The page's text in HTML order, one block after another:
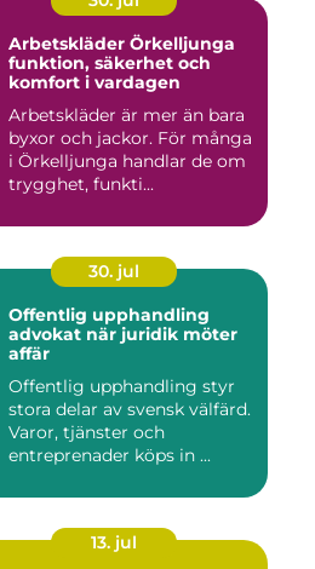
Arbetskläder Örkelljunga
funktion, säkerhet och
komfort i vardagen
Arbetskläder är mer än bara
byxor och jackor. För många
i Örkelljunga handlar de om
trygghet, funkti...
30. jul
Offentlig upphandling
advokat när juridik möter
affär
Offentlig upphandling styr
stora delar av svensk välfärd.
Varor, tjänster och
entreprenader köps in ...
13. jul